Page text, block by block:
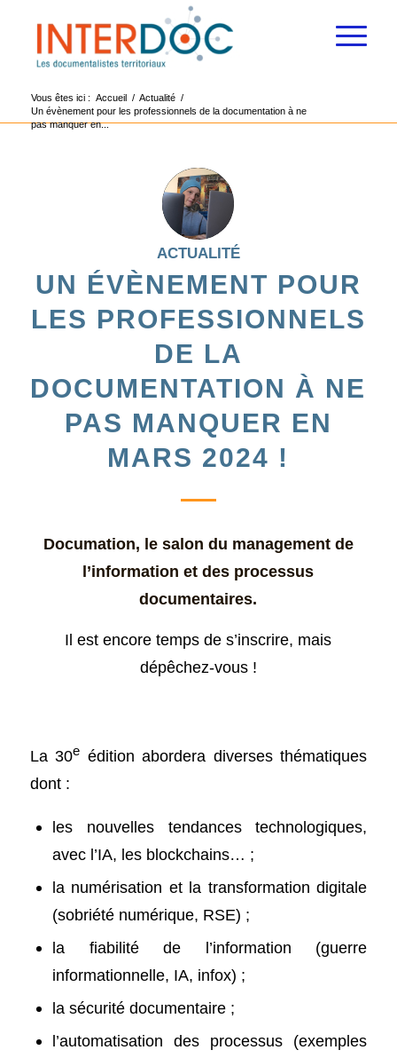
Vous êtes ici : Accueil / Actualité /
Un évènement pour les professionnels de la documentation à ne
pas manquer en...
ACTUALITÉ
UN ÉVÈNEMENT POUR
LES PROFESSIONNELS
DE LA
DOCUMENTATION À NE
PAS MANQUER EN
MARS 2024 !
Documation, le salon du management de
l’information et des processus
documentaires.
Il est encore temps de s’inscrire, mais
dépêchez-vous !
La 30e édition abordera diverses thématiques
dont :
les nouvelles tendances technologiques,
avec l’IA, les blockchains… ;
la numérisation et la transformation digitale
(sobriété numérique, RSE) ;
la fiabilité de l’information (guerre
informationnelle, IA, infox) ;
la sécurité documentaire ;
l’automatisation des processus (exemples